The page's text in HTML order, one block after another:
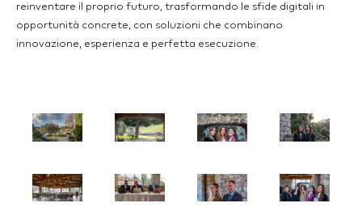
reinventare il proprio futuro, trasformando le sfide digitali in
opportunità concrete, con soluzioni che combinano
innovazione, esperienza e perfetta esecuzione.